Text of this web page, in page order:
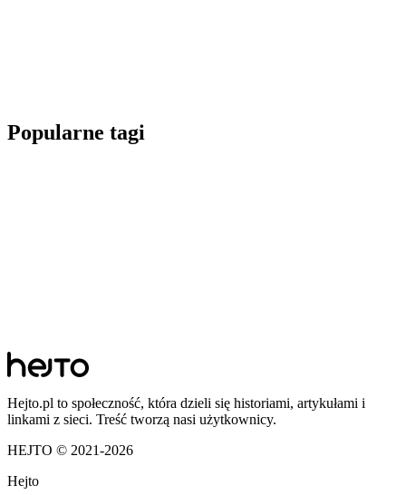
Popularne tagi
Hejto.pl to społeczność, która dzieli się historiami, artykułami i
linkami z sieci. Treść tworzą nasi użytkownicy.
HEJTO © 2021-2026
Hejto